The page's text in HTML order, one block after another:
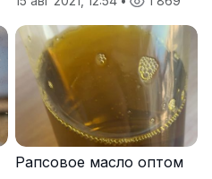
Рапсовое масло оптом